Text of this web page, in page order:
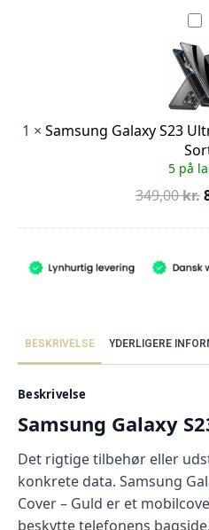
S23
1 × Samsung Galaxy S23
5 på
349,00kr.
BESKRIVELSE YDERLIGERE
Beskrivelse
Samsung Galaxy
Det rigtige tilbehør eller
konkrete data. Samsung
Cover – Guld er et
beskytte telefonens